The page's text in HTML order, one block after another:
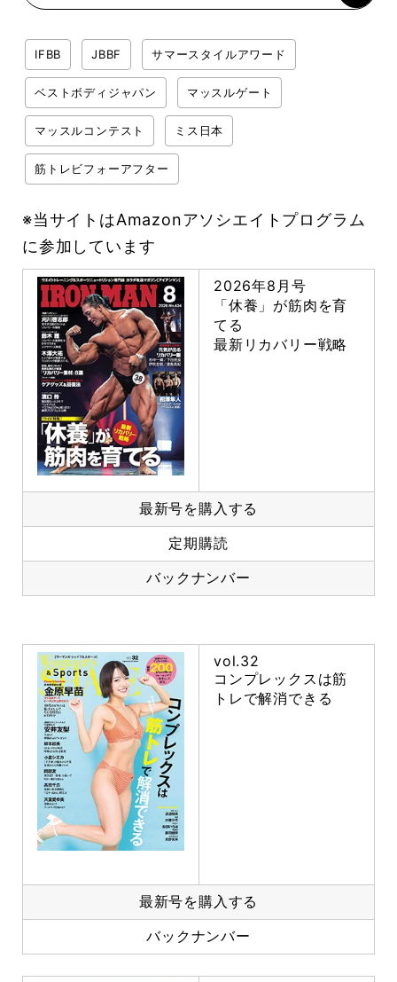
IFBB JBBF サマースタイルアワード
ベストボディジャパン マッスルゲート
マッスルコンテスト ミス日本
筋トレビフォーアフター
※当サイトはAmazonアソシエイトプログラム
に参加しています
2026年8月号
「休養」が筋肉を育
てる
最新リカバリー戦略
最新号を購入する
定期購読
バックナンバー
vol.32
コンプレックスは筋
トレで解消できる
最新号を購入する
バックナンバー